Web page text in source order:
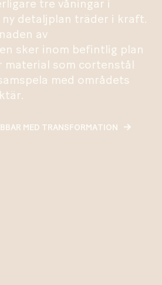
tre våningar i
detaljplan träder i kraft.
av
sker inom befintlig plan
material som cortenstål
med områdets
MED TRANSFORMATION